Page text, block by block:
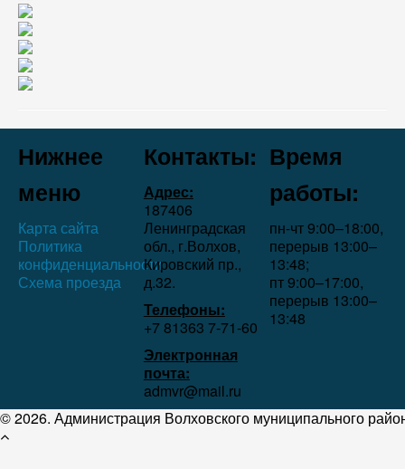
Нижнее
меню
Карта сайта
Политика
конфиденциальности
Схема проезда
Контакты:
Адрес:
187406
Ленинградская
обл., г.Волхов,
Кировский пр.,
д.32.
Телефоны:
+7 81363 7‑71-60
Электронная
почта:
admvr@mail.ru
Время
работы:
пн-чт 9:00–18:00,
перерыв 13:00–
13:48;
пт 9:00–17:00,
перерыв 13:00–
13:48
© 2026. Администрация Волховского муниципального